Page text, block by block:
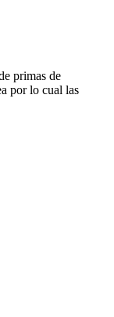
primas de
por lo cual las